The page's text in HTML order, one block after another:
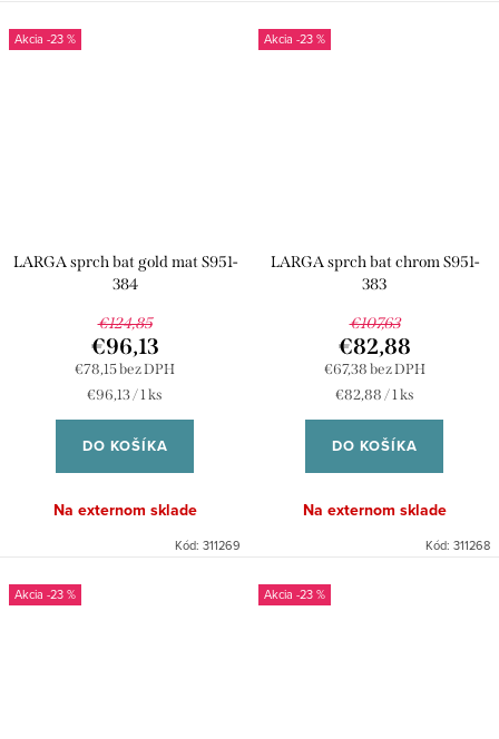
-23 %
LARGA sprch bat gold mat S951-
384
€124,85
€78,15 bez DPH
€96,13
Jednotková
cena:
€96,13 / 1 ks
DO KOŠÍKA
Na externom sklade
Kód: 311269
-23 %
LARGA sprch bat chrom S951-
383
€107,63
€67,38 bez DPH
€82,88
Jednotková
cena:
€82,88 / 1 ks
DO KOŠÍKA
Na externom sklade
Kód: 311268
-23 % -23 %